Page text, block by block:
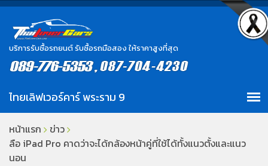
บริการรับซื้อรถยนต์ รับซื้อรถมือสอง ให้ราคาสูงที่สุด
หน้าแรก
ข่าว
ลือ iPad Pro คาดว่าจะได้กล้องหน้าคู่ที่ใช้ได้ทั้งแนวตั้งและแนว
นอน